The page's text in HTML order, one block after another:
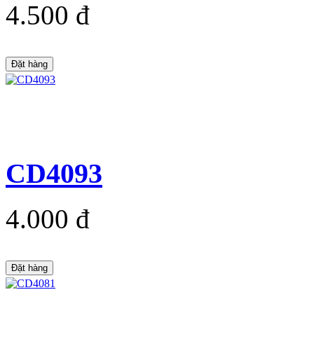
4.500 đ
Đặt hàng
CD4093
4.000 đ
Đặt hàng